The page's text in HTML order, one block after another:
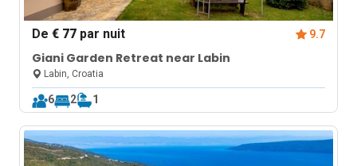
De€ 77 par nuit 9.7
Giani Garden Retreat near Labin
Labin, Croatia
6 2 1